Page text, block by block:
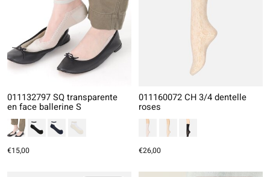
011132797 SQ transparente
en face ballerine S
€15,00
011160072 CH 3/4 dentelle
roses
€26,00